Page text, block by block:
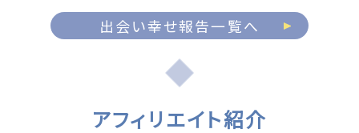
出会い幸せ報告一覧へ
アフィリエイト紹介